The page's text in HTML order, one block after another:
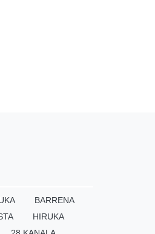
BARRENA
HIRUKA